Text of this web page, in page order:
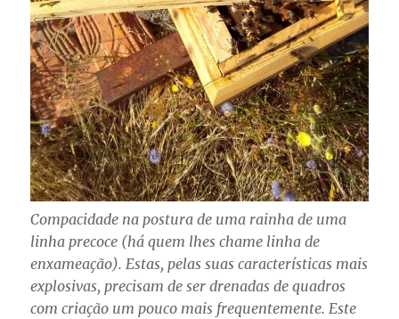
Compacidade na postura de uma rainha de uma
linha precoce (há quem lhes chame linha de
enxameação). Estas, pelas suas características mais
explosivas, precisam de ser drenadas de quadros
com criação um pouco mais frequentemente. Este